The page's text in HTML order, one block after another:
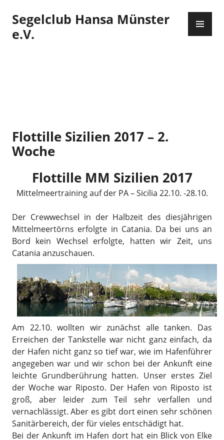
Inhalt
springen
Segelclub Hansa Münster
e.V.
Flottille Sizilien 2017 – 2.
Woche
Flottille MM Sizilien 2017
Mittelmeertraining auf der PA – Sicilia 22.10. -28.10.
Der Crewwechsel in der Halbzeit des diesjährigen
Mittelmeertörns erfolgte in Catania. Da bei uns an
Bord kein Wechsel erfolgte, hatten wir Zeit, uns
Catania anzuschauen.
Am 22.10. wollten wir zunächst alle tanken. Das
Erreichen der Tankstelle war nicht ganz einfach, da
der Hafen nicht ganz so tief war, wie im Hafenführer
angegeben war und wir schon bei der Ankunft eine
leichte Grundberührung hatten. Unser erstes Ziel
der Woche war Riposto. Der Hafen von Riposto ist
groß, aber leider zum Teil sehr verfallen und
vernachlässigt. Aber es gibt dort einen sehr schönen
Sanitärbereich, der für vieles entschädigt hat.
Bei der Ankunft im Hafen dort hat ein Blick von Elke